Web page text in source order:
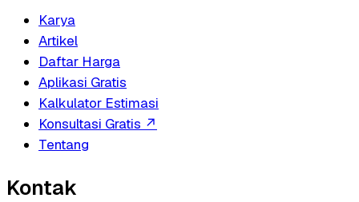
Karya
Artikel
Daftar Harga
Aplikasi Gratis
Kalkulator Estimasi
Konsultasi Gratis ↗
Tentang
Kontak